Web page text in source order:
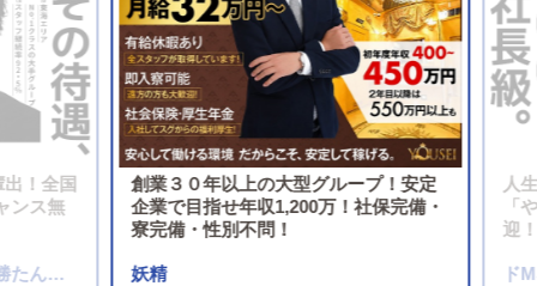
全国
ス無
カノジョ感逆セーラー服しか勝たん 錦店
創業３０年以上の大型グループ！安定
企業で目指せ年収1,200万！社保完備・
寮完備・性別不問！
妖精
人生
「や
迎！
ドМ